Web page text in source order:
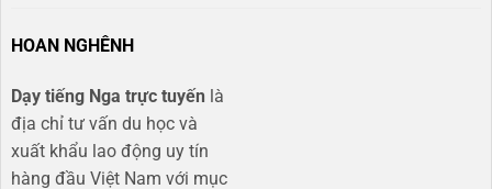
HOAN NGHÊNH
Dạy tiếng Nga trực tuyến là
địa chỉ tư vấn du học và
xuất khẩu lao động uy tín
hàng đầu Việt Nam với mục